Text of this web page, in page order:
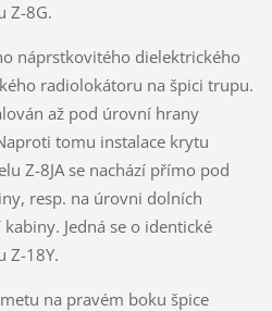
Z-8G.
náprstkovitého dielektrického
radiolokátoru na špici trupu.
až pod úrovní hrany
tomu instalace krytu
Z-8JA se nachází přímo pod
resp. na úrovni dolních
Jedná se o identické
Z-18Y.
na pravém boku špice